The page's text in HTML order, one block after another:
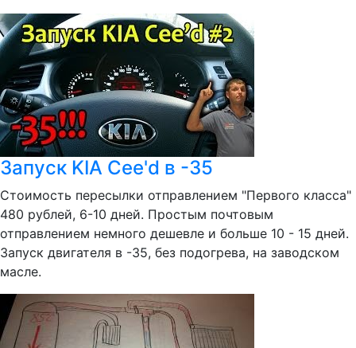
Запуск KIA Cee'd в -35
Стоимость пересылки отправлением "Первого класса"
480 рублей, 6-10 дней. Простым почтовым
отправлением немного дешевле и больше 10 - 15 дней.
Запуск двигателя в -35, без подогрева, на заводском
масле.